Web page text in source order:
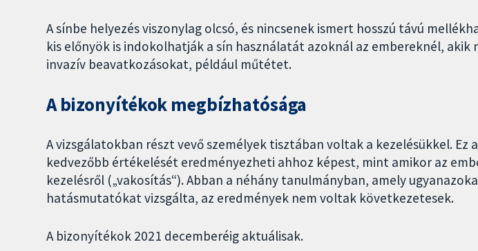
A sínbe helyezés viszonylag olcsó, és nincsenek ismert hosszú távú
kis előnyök is indokolhatják a sín használatát azoknál az embereknél, akik
invazív beavatkozásokat, például műtétet.
A bizonyítékok megbízhatósága
A vizsgálatokban részt vevő személyek tisztában voltak a kezelésükkel. Ez
kedvezőbb értékelését eredményezheti ahhoz képest, mint amikor az
kezelésről („vakosítás“). Abban a néhány tanulmányban, amely
hatásmutatókat vizsgálta, az eredmények nem voltak következetesek.
A bizonyítékok 2021 decemberéig aktuálisak.